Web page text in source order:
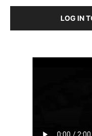
LOG IN